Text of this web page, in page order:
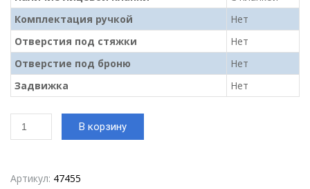
Комплектация ручкой
Нет
Отверстия под стяжки
Нет
Отверстие под броню
Нет
Задвижка
Нет
Количество
товара
цилиндровый
В корзину
Артикул: 47455